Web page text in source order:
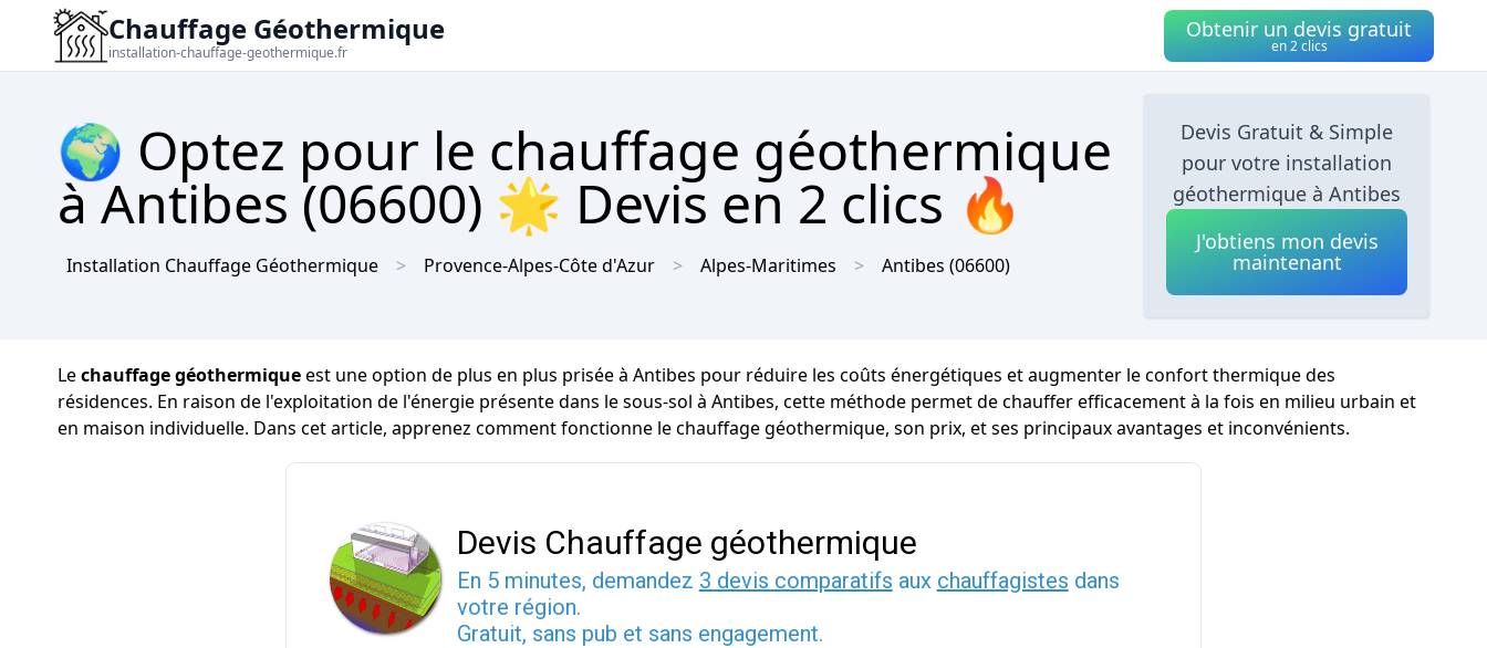
Chauffage Géothermique
installation-chauffage-geothermique.fr
Obtenir un devis gratuit
en 2 clics
🌍 Optez pour le chauffage géothermique
à Antibes (06600) 🌟 Devis en 2 clics 🔥
Installation Chauffage Géothermique Provence-Alpes-Côte d'Azur Alpes-Maritimes Antibes (06600)
Devis Gratuit & Simple
pour votre installation
géothermique à Antibes
J'obtiens mon devis
maintenant
Lechauffage géothermiqueest une option de plus en plus prisée à Antibes pour réduire les coûts énergétiques et augmenter le confort thermique des
résidences. En raison de l'exploitation de l'énergie présente dans le sous-sol à Antibes, cette méthode permet de chauffer efficacement à la fois en milieu urbain et
en maison individuelle. Dans cet article, apprenez comment fonctionne le chauffage géothermique, son prix, et ses principaux avantages et inconvénients.
Devis Chauffage géothermique
En 5 minutes, demandez 3 devis comparatifs aux chauffagistes dans
votre région.
Gratuit, sans pub et sans engagement.